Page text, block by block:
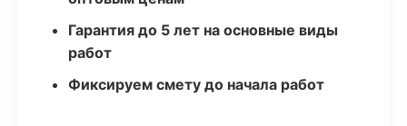
Гарантия до 5 лет на основные виды
работ
Фиксируем смету до начала работ